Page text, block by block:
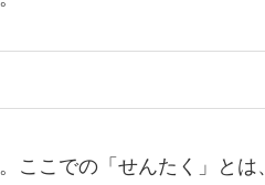
。ここでの「せんたく」とは、